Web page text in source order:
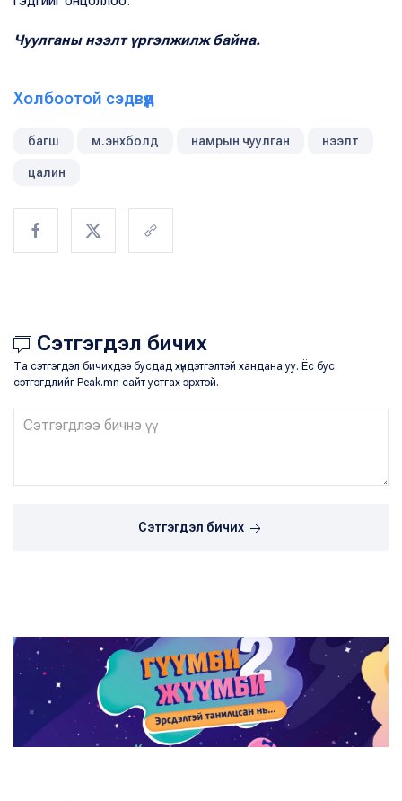
Чуулганы нээлт үргэлжилж байна.
Холбоотой сэдвүүд
багш м.энхболд намрын чуулган нээлт
цалин
Сэтгэгдэл бичих
Та сэтгэгдэл бичихдээ бусдад хүндэтгэлтэй хандана уу. Ёс бус
сэтгэгдлийг Peak.mn сайт устгах эрхтэй.
Сэтгэгдэл бичих